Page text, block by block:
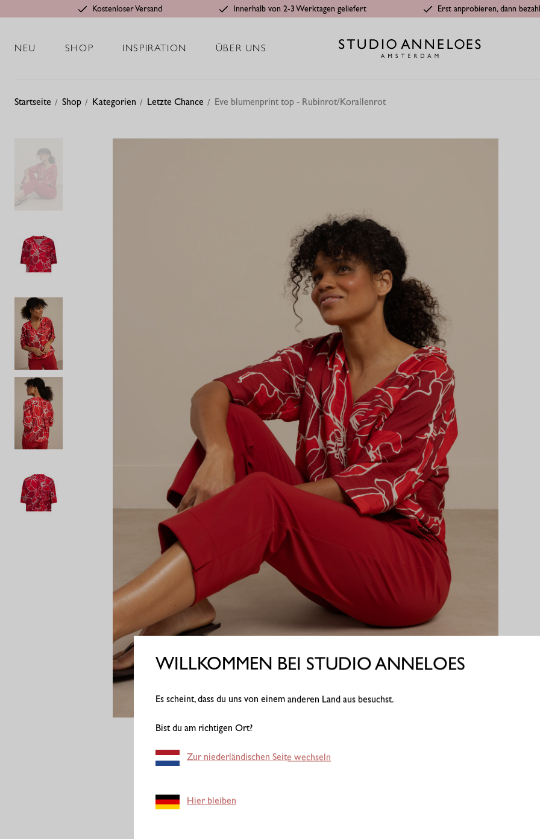
Kostenloser Versand Innerhalb von 2-3 Werktagen geliefert Erst anprobieren, dann
NEU SHOP INSPIRATION ÜBER UNS
Startseite Shop Kategorien Letzte Chance Eve blumenprint top - Rubinrot/Korallenrot
WILLKOMMEN BEI STUDIO ANNELOES
Es scheint, dass du uns von einem anderen Land aus besuchst.
Bist du am richtigen Ort?
Zur niederländischen Seite wechseln
Hier bleiben